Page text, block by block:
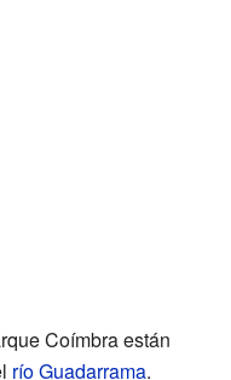
Coímbra están
río Guadarrama.